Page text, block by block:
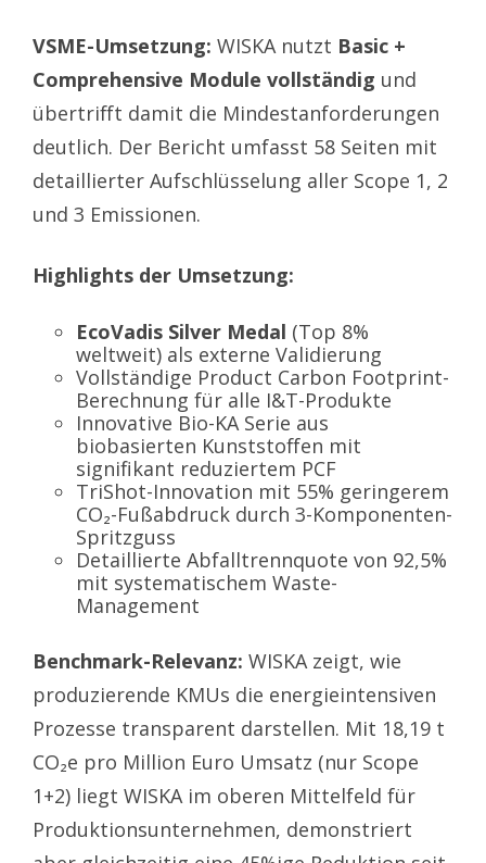
VSME-Umsetzung: WISKA nutzt Basic +
Comprehensive Module vollständig und
übertrifft damit die Mindestanforderungen
deutlich. Der Bericht umfasst 58 Seiten mit
detaillierter Aufschlüsselung aller Scope 1, 2
und 3 Emissionen.
Highlights der Umsetzung:
EcoVadis Silver Medal (Top 8%
weltweit) als externe Validierung
Vollständige Product Carbon Footprint-
Berechnung für alle I&T-Produkte
Innovative Bio-KA Serie aus
biobasierten Kunststoffen mit
signifikant reduziertem PCF
TriShot-Innovation mit 55% geringerem
CO₂-Fußabdruck durch 3-Komponenten-
Spritzguss
Detaillierte Abfalltrennquote von 92,5%
mit systematischem Waste-
Management
Benchmark-Relevanz: WISKA zeigt, wie
produzierende KMUs die energieintensiven
Prozesse transparent darstellen. Mit 18,19 t
CO₂e pro Million Euro Umsatz (nur Scope
1+2) liegt WISKA im oberen Mittelfeld für
Produktionsunternehmen, demonstriert